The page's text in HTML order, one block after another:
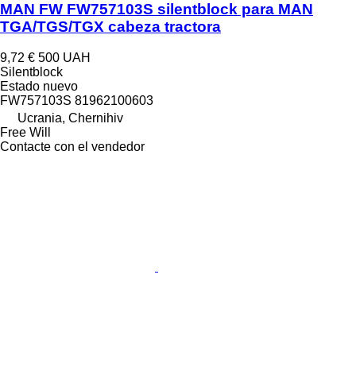
MAN FW FW757103S silentblock para MAN
TGA/TGS/TGX cabeza tractora
9,72 € 500 UAH
Silentblock
Estado nuevo
FW757103S 81962100603
Ucrania, Chernihiv
Free Will
Contacte con el vendedor